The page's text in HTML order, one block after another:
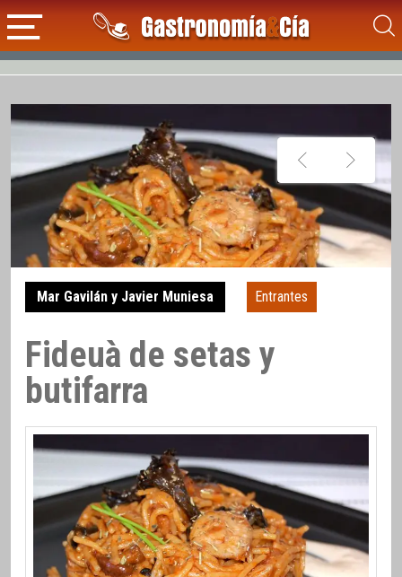
Mar Gavilán y Javier Muniesa Entrantes
Fideuà de setas y
butifarra